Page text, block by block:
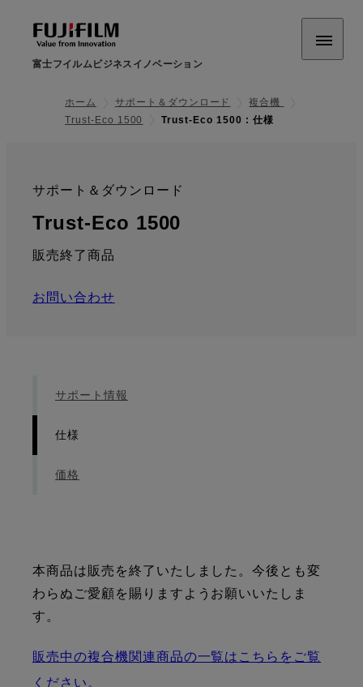
富士フイルムビジネスイノベーション
ホーム サポート＆ダウンロード
複合機
Trust-Eco 1500
Trust-Eco 1500 : 仕様
サポート＆ダウンロード
:
Trust-Eco 1500
販売終了商品
お問い合わせ
サポート情報
仕様
価格
本商品は販売を終了いたしました。今後とも変
わらぬご愛顧を賜りますようお願いいたしま
す。
販売中の複合機関連商品の一覧はこちらをご覧
ください。